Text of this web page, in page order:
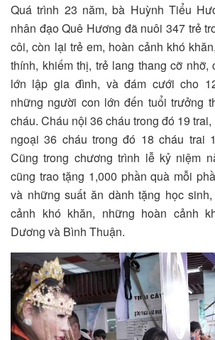
Quá trình 23 năm, bà Huỳnh Tiểu
nhân đạo Quê Hương đã nuôi 347 trẻ
côi, còn lại trẻ em, hoàn cảnh khó
thính, khiếm thị, trẻ lang thang cỡ nhỡ,
lớn lập gia đình, và đám cưới cho
những người con lớn đến tuổi trưởng
cháu. Cháu nội 36 cháu trong đó 19
ngoại 36 cháu trong đó 18 cháu trai
Cũng trong chương trình lễ kỷ niệm
cũng trao tặng 1,000 phần quà mỗi
và những suất ăn dành tặng học
cảnh khó khăn, những hoàn cảnh
Dương và Bình Thuận.